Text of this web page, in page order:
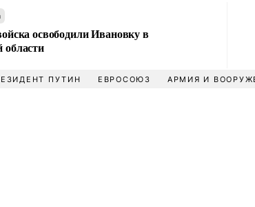
освободили Ивановку в
области
ПУТИН ЕВРОСОЮЗ АРМИЯ И